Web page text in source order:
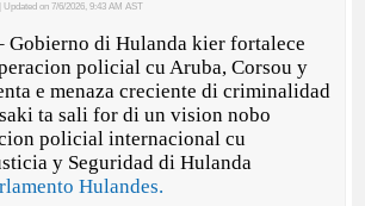
| Updated on 7/6/2026, 9:43 AM AST
Gobierno di Hulanda kier fortalece
policial cu Aruba, Corsou y
e menaza creciente di criminalidad
ta sali for di un vision nobo
policial internacional cu
y Seguridad di Hulanda
Hulandes.